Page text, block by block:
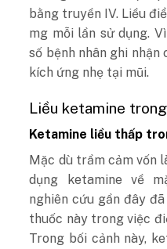
bằng truyền IV. Liều
mg mỗi lần sử dụng.
số bệnh nhân ghi nhận
kích ứng nhẹ tại mũi.
Liều ketamine
Ketamine liều thấp
Mặc dù trầm cảm vốn
dụng ketamine về
nghiên cứu gần đây
thuốc này trong việc
Trong bối cảnh này,